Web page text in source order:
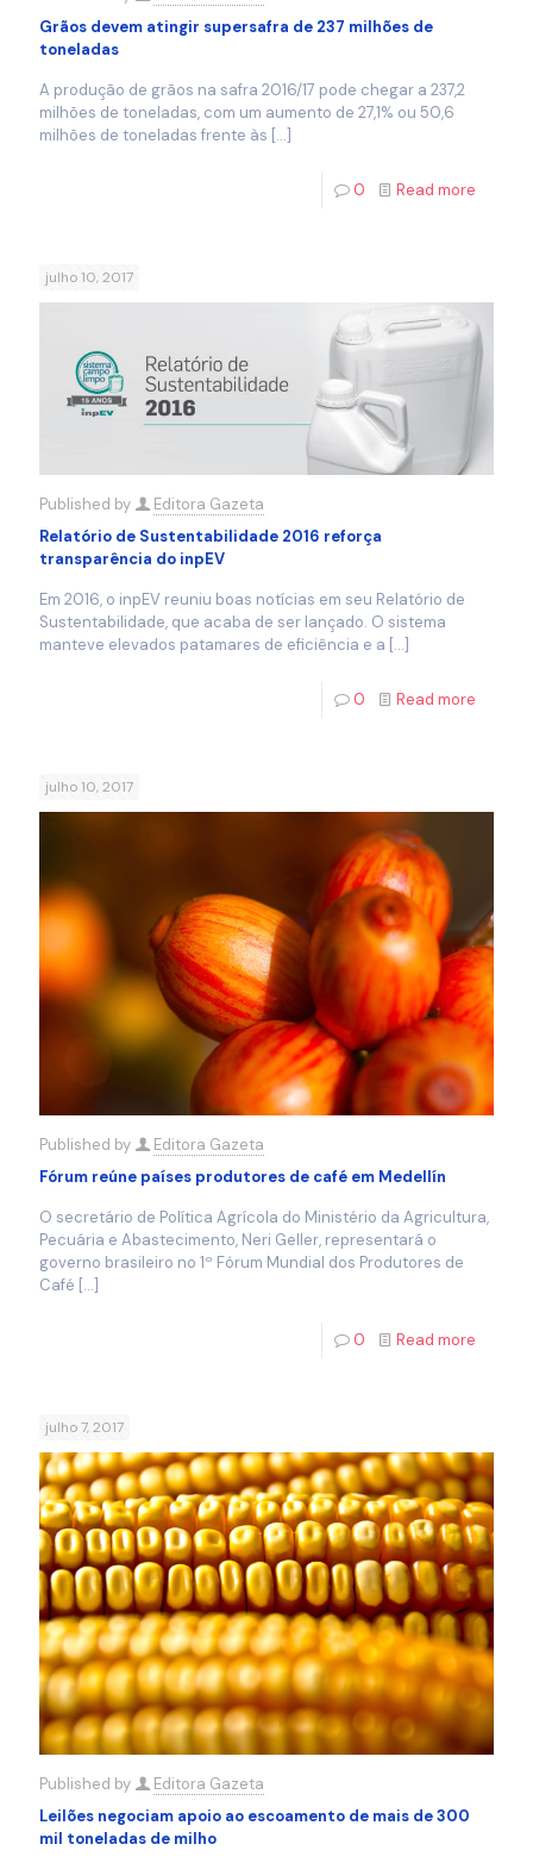
Grãos devem atingir supersafra de 237 milhões de
toneladas
A produção de grãos na safra 2016/17 pode chegar a 237,2
milhões de toneladas, com um aumento de 27,1% ou 50,6
milhões de toneladas frente às […]
0 Read more
julho 10, 2017
Published by
Editora Gazeta
Relatório de Sustentabilidade 2016 reforça
transparência do inpEV
Em 2016, o inpEV reuniu boas notícias em seu Relatório de
Sustentabilidade, que acaba de ser lançado. O sistema
manteve elevados patamares de eficiência e a […]
0 Read more
julho 10, 2017
Published by
Editora Gazeta
Fórum reúne países produtores de café em Medellín
O secretário de Política Agrícola do Ministério da Agricultura,
Pecuária e Abastecimento, Neri Geller, representará o
governo brasileiro no 1º Fórum Mundial dos Produtores de
Café […]
0 Read more
julho 7, 2017
Published by
Editora Gazeta
Leilões negociam apoio ao escoamento de mais de 300
mil toneladas de milho